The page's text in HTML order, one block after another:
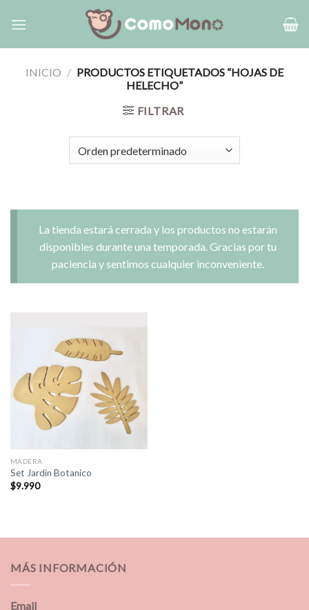
INICIO / PRODUCTOS ETIQUETADOS “HOJAS DE
HELECHO”
FILTRAR
La tienda estará cerrada y los productos no estarán
disponibles durante una temporada. Gracias por tu
paciencia y sentimos cualquier inconveniente.
MADERA
Set Jardín Botanico
$9.990
MÁS INFORMACIÓN
Email